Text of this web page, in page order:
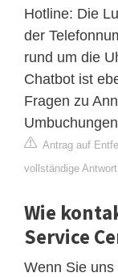
Hotline: Die
der
rund um die
Chatbot ist
Fragen zu
Antrag auf
vollständige
Wie
Service
Wenn Sie